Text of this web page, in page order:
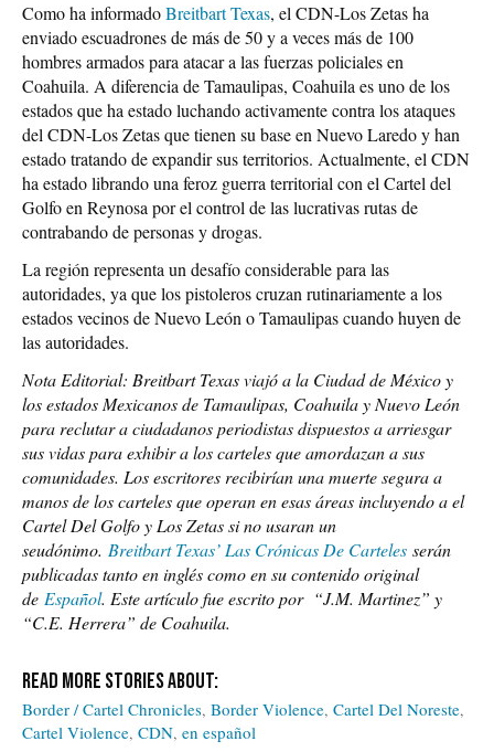
Como ha informadoBreitbart Texas, el CDN-Los Zetas ha
enviado escuadrones de más de 50 y a veces más de 100
hombres armados para atacar a las fuerzas policiales en
Coahuila. A diferencia de Tamaulipas, Coahuila es uno de los
estados que ha estado luchando activamente contra los ataques
del CDN-Los Zetas que tienen su base en Nuevo Laredo y han
estado tratando de expandir sus territorios. Actualmente, el CDN
ha estado librando una feroz guerra territorial con el Cartel del
Golfo en Reynosa por el control de las lucrativas rutas de
contrabando de personas y drogas.
La región representa un desafío considerable para las
autoridades, ya que los pistoleros cruzan rutinariamente a los
estados vecinos de Nuevo León o Tamaulipas cuando huyen de
las autoridades.
Nota Editorial: Breitbart Texas viajó a la Ciudad de México y
los estados Mexicanos de Tamaulipas, Coahuila y Nuevo León
para reclutar a ciudadanos periodistas dispuestos a arriesgar
sus vidas para exhibir a los carteles que amordazan a sus
comunidades. Los escritores recibirían una muerte segura a
manos de los carteles que operan en esas áreas incluyendo a el
Cartel Del Golfo y Los Zetas si no usaran un
seudónimo. Breitbart Texas’ Las Crónicas De Carteles serán
publicadas tanto en inglés como en su contenido original
de Español. Este artículo fue escrito por“J.M. Martinez” y
“C.E. Herrera” de Coahuila.
Border / Cartel Chronicles Border Violence Cartel Del Noreste
Cartel Violence CDN en español